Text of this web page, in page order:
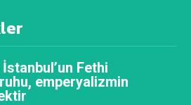
Fethi
emperyalizmin